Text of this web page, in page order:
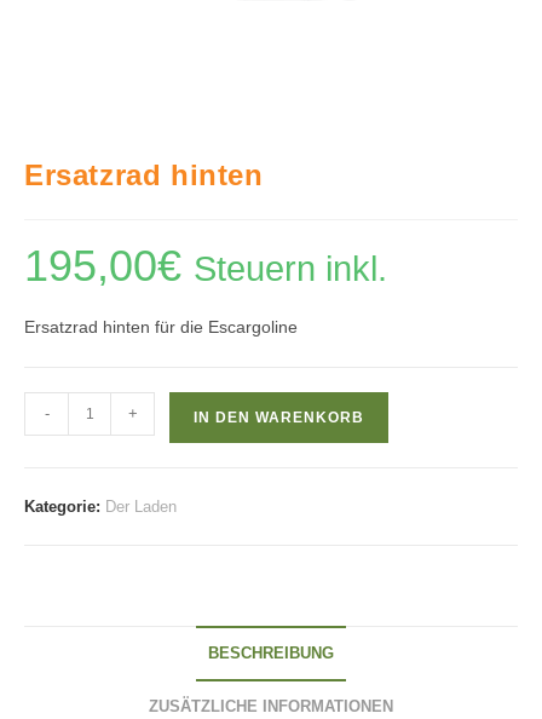
Ersatzrad hinten
195,00€ Steuern inkl.
Ersatzrad hinten für die Escargoline
Ersatzrad
hinten
- + IN DEN WARENKORB
Kategorie: Der Laden
BESCHREIBUNG
ZUSÄTZLICHE INFORMATIONEN